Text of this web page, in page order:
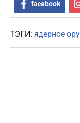
facebook
ТЭГИ: ядерное